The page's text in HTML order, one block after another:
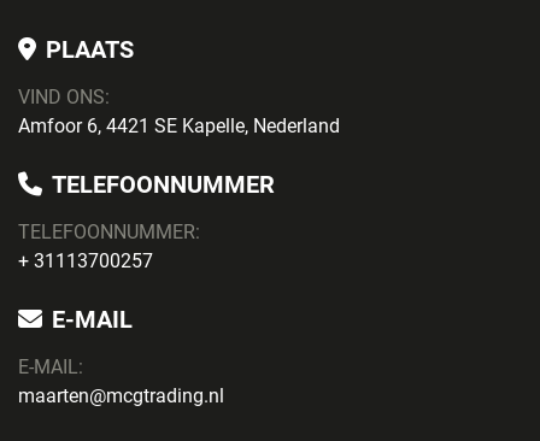
PLAATS
VIND ONS:
Amfoor 6, 4421 SE Kapelle, Nederland
TELEFOONNUMMER
TELEFOONNUMMER:
+ 31113700257
E-MAIL
E-MAIL:
maarten@mcgtrading.nl